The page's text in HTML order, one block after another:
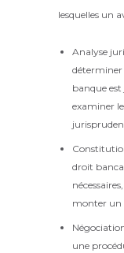
lesquelles un
Analyse
déterminer
banque
examiner
droit
monter un
une